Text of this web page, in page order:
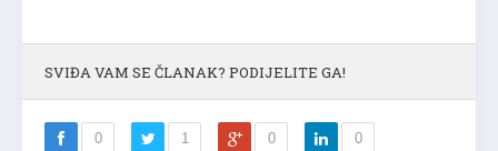
SVIĐA VAM SE ČLANAK? PODIJELITE GA!
0 1 0 0